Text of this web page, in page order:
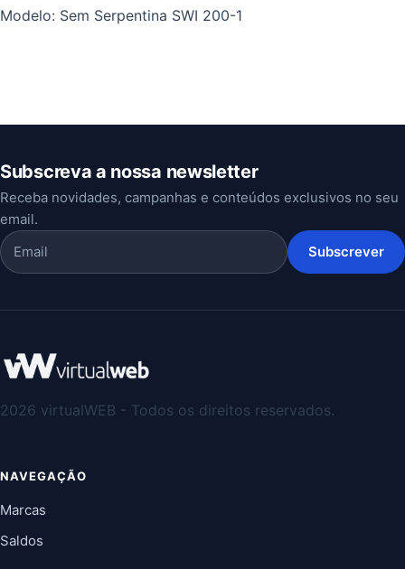
Modelo: Sem Serpentina SWI 200-1
Subscreva a nossa newsletter
Receba novidades, campanhas e conteúdos exclusivos no seu
email.
Subscrever
2026 virtualWEB - Todos os direitos reservados.
NAVEGAÇÃO
Marcas
Saldos